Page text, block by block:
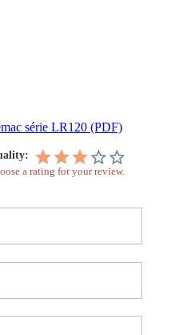
série LR120 (PDF)
a rating for your review.